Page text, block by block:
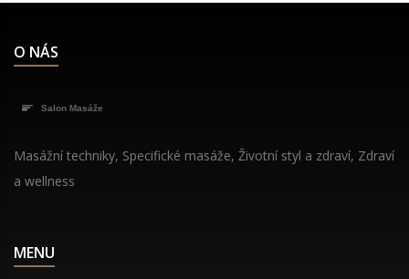
O NÁS
Masážní techniky, Specifické masáže, Životní styl a zdraví, Zdraví
a wellness
MENU